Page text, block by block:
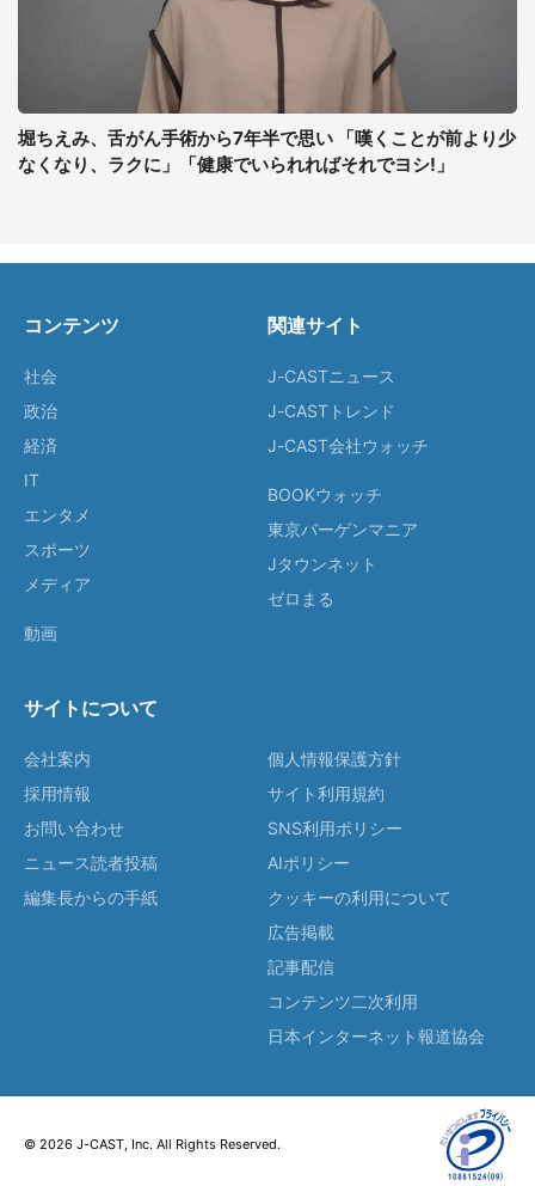
堀ちえみ、舌がん手術から7年半で思い 「嘆くことが前より少
なくなり、ラクに」「健康でいられればそれでヨシ!」
コンテンツ
社会
政治
経済
IT
エンタメ
スポーツ
メディア
動画
関連サイト
J-CASTニュース
J-CASTトレンド
J-CAST会社ウォッチ
BOOKウォッチ
東京バーゲンマニア
Jタウンネット
ゼロまる
サイトについて
会社案内
採用情報
お問い合わせ
ニュース読者投稿
編集長からの手紙
個人情報保護方針
サイト利用規約
SNS利用ポリシー
AIポリシー
クッキーの利用について
広告掲載
記事配信
コンテンツ二次利用
日本インターネット報道協会
© 2026 J-CAST, Inc. All Rights Reserved.